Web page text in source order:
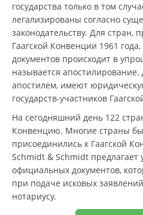
государства только в том
легализированы согласно
законодательству. Для стран,
Гаагской Конвенции 1961
документов происходит в
называется
апостилем, имеют
государств-участников
На сегодняшний день 122
Конвенцию. Многие страны
присоединились к Гаагской
Schmidt & Schmidt предлагает
официальных документов,
при подаче исковых
нотариусу.